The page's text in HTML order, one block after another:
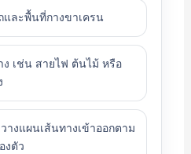
ละพื้นที่กางขาเครน
เช่น สายไฟ ต้นไม้ หรือ
างแผนเส้นทางเข้าออกตาม
งตัว